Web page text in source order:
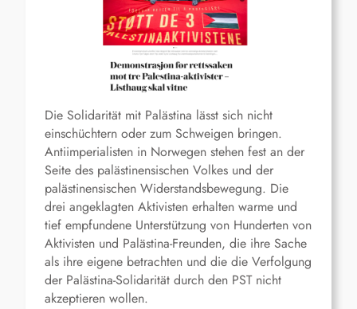
Die Solidarität mit Palästina lässt sich nicht
einschüchtern oder zum Schweigen bringen.
Antiimperialisten in Norwegen stehen fest an der
Seite des palästinensischen Volkes und der
palästinensischen Widerstandsbewegung. Die
drei angeklagten Aktivisten erhalten warme und
tief empfundene Unterstützung von Hunderten von
Aktivisten und Palästina-Freunden, die ihre Sache
als ihre eigene betrachten und die die Verfolgung
der Palästina-Solidarität durch den PST nicht
akzeptieren wollen.